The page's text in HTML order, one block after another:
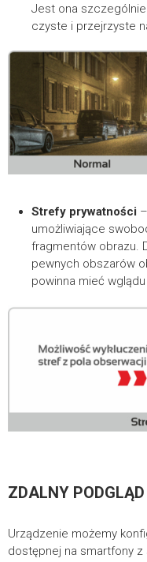
Jest ona
czyste i przejrzyste
Strefy prywatności
umożliwiające
fragmentów obrazu.
pewnych obszarów
powinna mieć wglądu
ZDALNY
Urządzenie możemy
dostępnej na smartfony z